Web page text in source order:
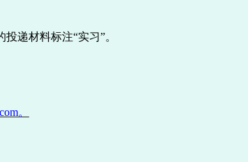
投递材料标注“实习”。
。